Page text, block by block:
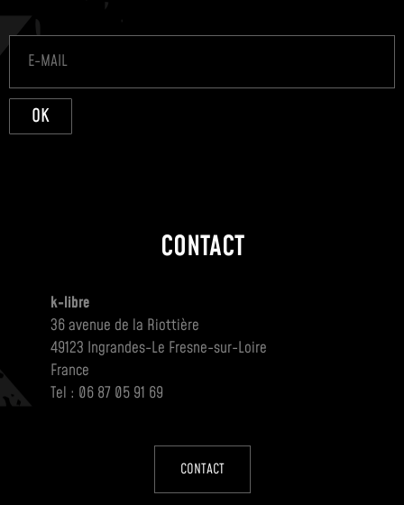
OK
CONTACT
k-libre
36 avenue de la Riottière
49123 Ingrandes-Le Fresne-sur-Loire
France
Tel : 06 87 05 91 69
CONTACT